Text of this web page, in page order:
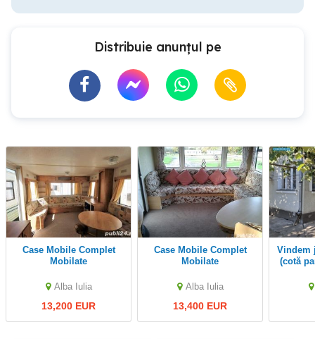
Distribuie anunțul pe
Case Mobile Complet
Mobilate
Alba Iulia
13,200 EUR
Case Mobile Complet
Mobilate
Alba Iulia
13,400 EUR
Vindem jumătate de casă
(cotă